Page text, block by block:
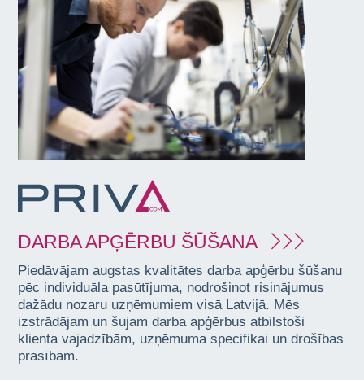
DARBA APĢĒRBU ŠŪŠANA
Piedāvājam augstas kvalitātes darba apģērbu šūšanu
pēc individuāla pasūtījuma, nodrošinot risinājumus
dažādu nozaru uzņēmumiem visā Latvijā. Mēs
izstrādājam un šujam darba apģērbus atbilstoši
klienta vajadzībām, uzņēmuma specifikai un drošības
prasībām.